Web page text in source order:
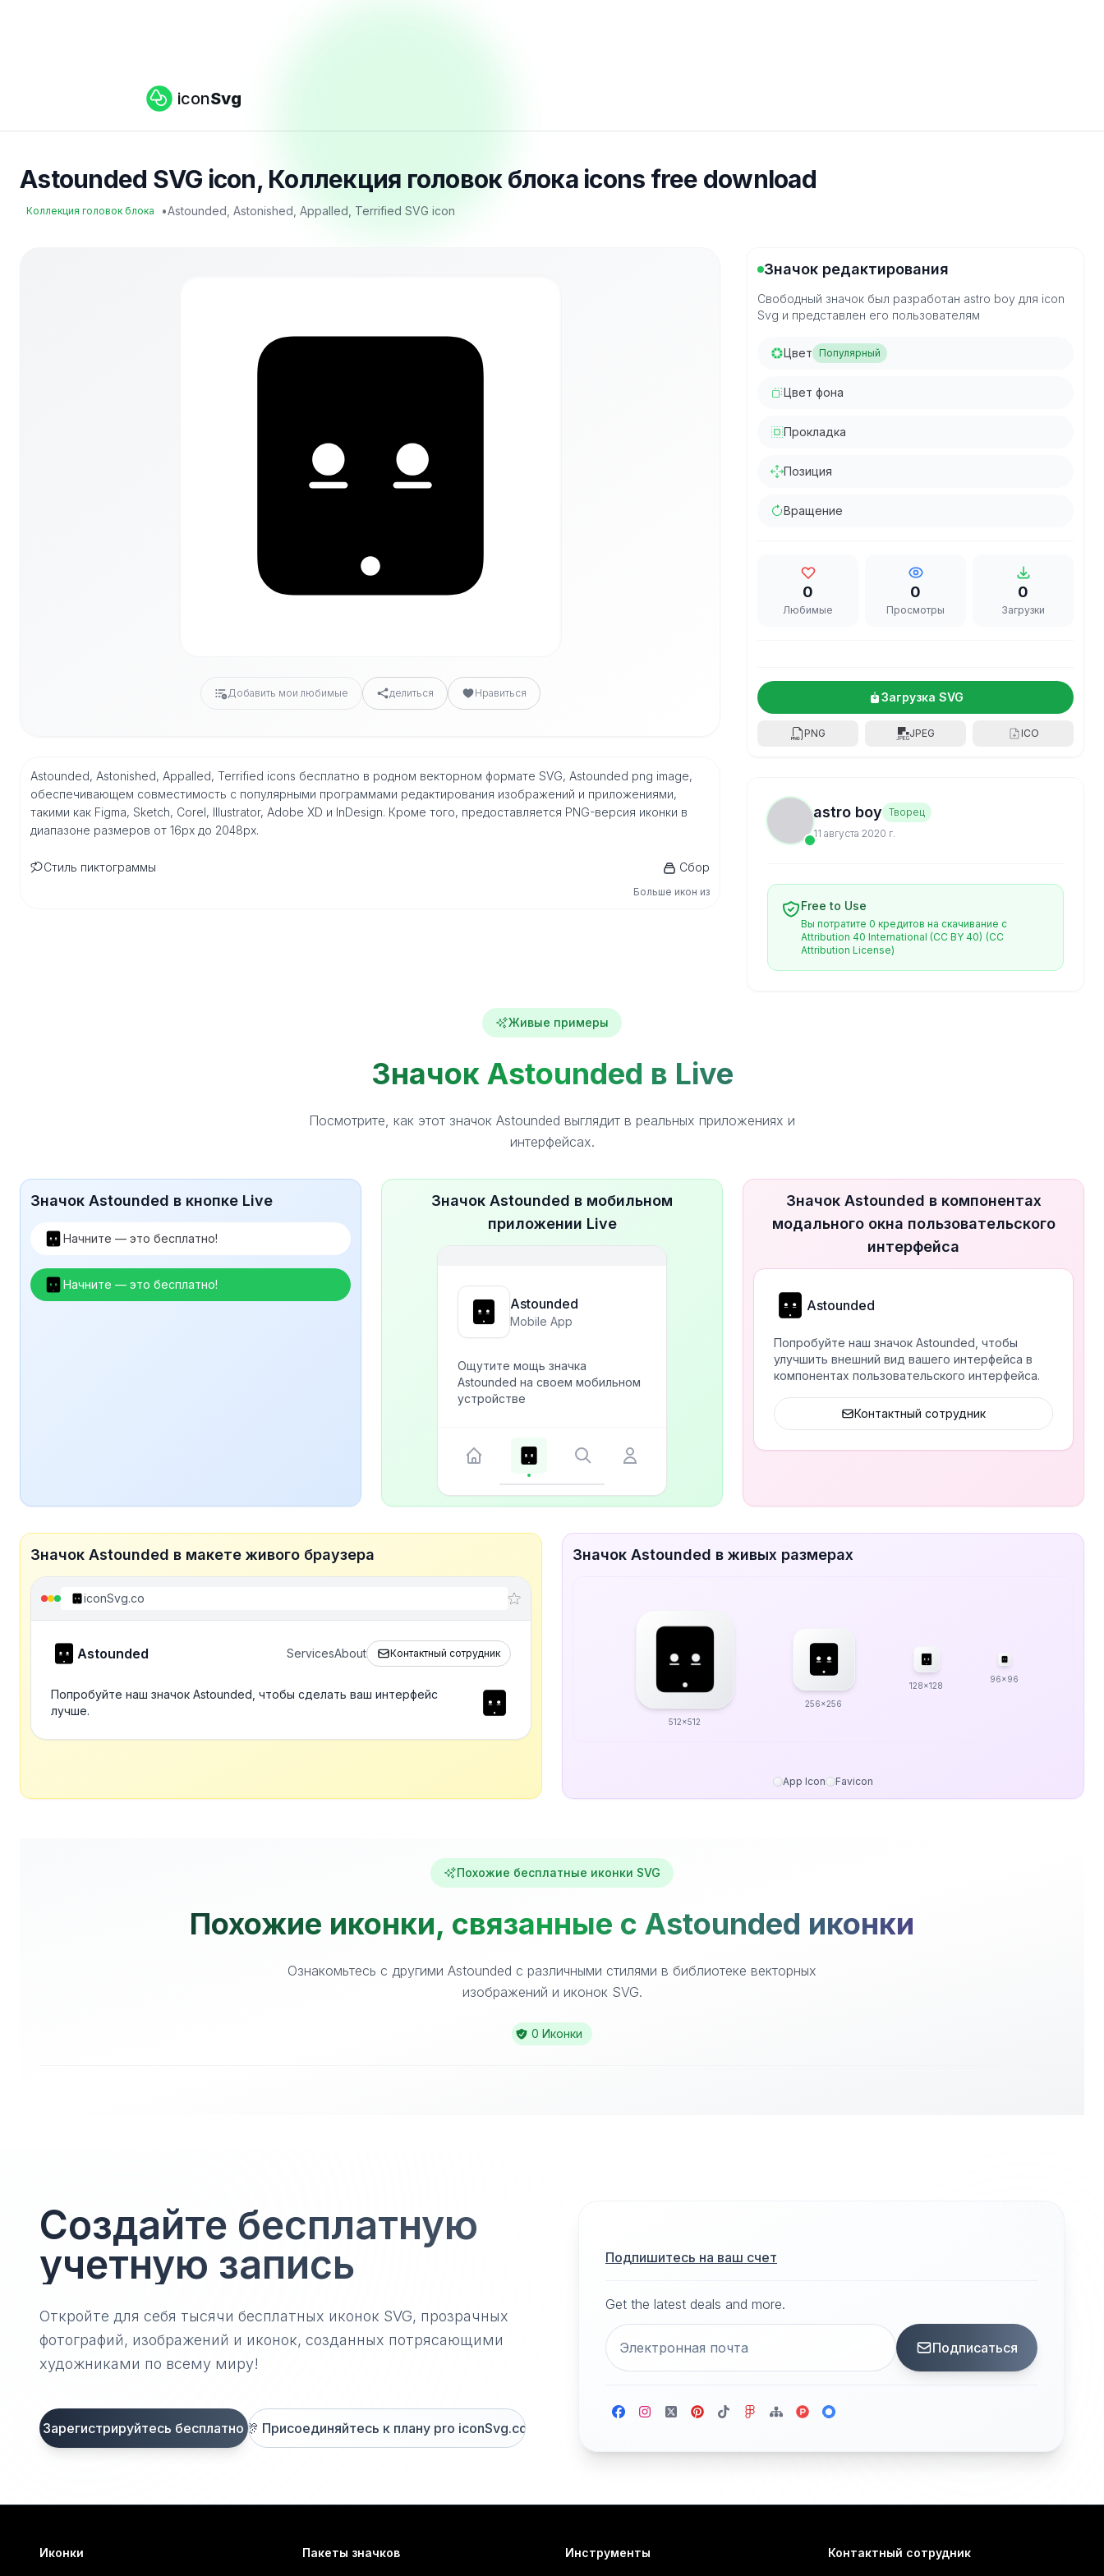
iconSvg
Astounded SVG icon, Коллекция головок блока icons free download
Коллекция головок блока •Astounded, Astonished, Appalled, Terrified SVG icon
Добавить мои любимые делиться Нравиться
Astounded, Astonished, Appalled, Terrified icons бесплатно в родном векторном формате SVG, Astounded png image,
обеспечивающем совместимость с популярными программами редактирования изображений и приложениями,
такими как Figma, Sketch, Corel, Illustrator, Adobe XD и InDesign. Кроме того, предоставляется PNG-версия иконки в
диапазоне размеров от 16px до 2048px.
Стиль пиктограммы Сбор
Больше икон из
Значок редактирования
Свободный значок был разработан astro boy для icon
Svg и представлен его пользователям
Цвет Популярный
Цвет фона
Прокладка
Позиция
Вращение
0
Любимые
0
Просмотры
0
Загрузки
Загрузка SVG
PNG JPEG ICO
astro boy Творец
11 августа 2020 г.
Free to Use
Вы потратите 0 кредитов на скачивание с
Attribution 40 International (CC BY 40) (CC
Attribution License)
Живые примеры
Значок Astounded в Live
Посмотрите, как этот значок Astounded выглядит в реальных приложениях и
интерфейсах.
Значок Astounded в кнопке Live
Начните — это бесплатно!
Начните — это бесплатно!
Значок Astounded в мобильном
приложении Live
Astounded
Mobile App
Ощутите мощь значка
Astounded на своем мобильном
устройстве
Значок Astounded в компонентах
модального окна пользовательского
интерфейса
Astounded
Попробуйте наш значок Astounded, чтобы
улучшить внешний вид вашего интерфейса в
компонентах пользовательского интерфейса.
Контактный сотрудник
Значок Astounded в макете живого браузера
iconSvg.co
Astounded ServicesAbout Контактный сотрудник
Попробуйте наш значок Astounded, чтобы сделать ваш интерфейс
лучше.
Значок Astounded в живых размерах
512x512
256x256
128x128
96x96
App Icon Favicon
Похожие бесплатные иконки SVG
Похожие иконки, связанные с Astounded иконки
Ознакомьтесь с другими Astounded с различными стилями в библиотеке векторных
изображений и иконок SVG.
0 Иконки
Создайте бесплатную
учетную запись
Откройте для себя тысячи бесплатных иконок SVG, прозрачных
фотографий, изображений и иконок, созданных потрясающими
художниками по всему миру!
Зарегистрируйтесь бесплатно 🎊 Присоединяйтесь к плану pro iconSvg.co
Подпишитесь на ваш счет
Get the latest deals and more.
Подписаться
Иконки Пакеты значков Инструменты Контактный сотрудник